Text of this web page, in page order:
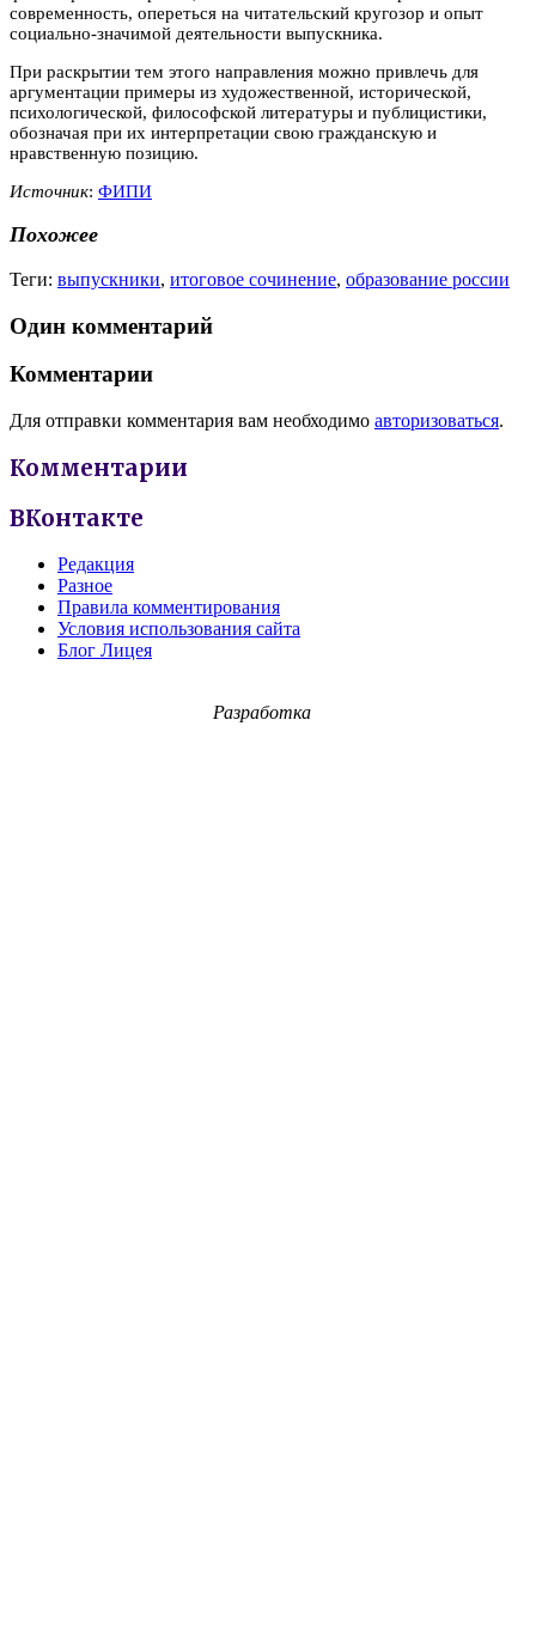
современность, опереться на читательский кругозор и опыт
социально-значимой деятельности выпускника.
При раскрытии тем этого направления можно привлечь для
аргументации примеры из художественной, исторической,
психологической, философской литературы и публицистики,
обозначая при их интерпретации свою гражданскую и
нравственную позицию.
Источник: ФИПИ
Похожее
Теги: выпускники, итоговое сочинение, образование россии
Один комментарий
Комментарии
Для отправки комментария вам необходимо авторизоваться.
Комментарии
ВКонтакте
Редакция
Разное
Правила комментирования
Условия использования сайта
Блог Лицея
Разработка